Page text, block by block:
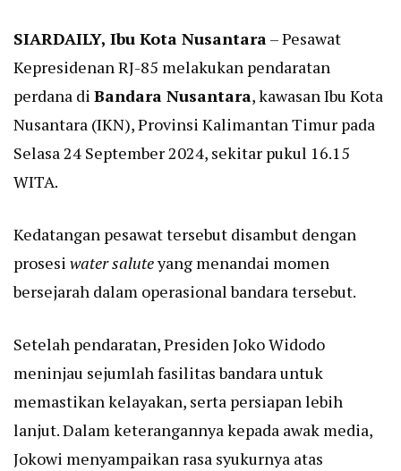
SIARDAILY, Ibu Kota Nusantara– Pesawat
Kepresidenan RJ-85 melakukan pendaratan
perdana di Bandara Nusantara, kawasan Ibu Kota
Nusantara (IKN), Provinsi Kalimantan Timur pada
Selasa 24 September 2024, sekitar pukul 16.15
WITA.
Kedatangan pesawat tersebut disambut dengan
prosesi water saluteyang menandai momen
bersejarah dalam operasional bandara tersebut.
Setelah pendaratan, Presiden Joko Widodo
meninjau sejumlah fasilitas bandara untuk
memastikan kelayakan, serta persiapan lebih
lanjut. Dalam keterangannya kepada awak media,
Jokowi menyampaikan rasa syukurnya atas